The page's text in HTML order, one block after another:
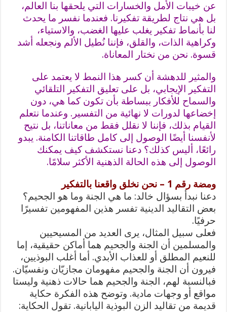
عن خيبات الأمل والخسارات التي يلحقها بنا العالم،
بل هي نتاج لطريقة تفكيرنا. فعندما نفسر ما يحدث
لنا بأنماط تفكير يغلب عليها الغضب، والاستياء،
وكراهية الذات، والقلق، فإننا نُطيل الألم ونجعله أشد
قسوة. نحن من نختار المعاناة.
والمثير للدهشة أن كسر هذا النمط لا يعتمد على
التفكير الإيجابي، بل على تعليق التفكير التلقائي
والسماح للأفكار ببساطة بأن تكون كما هي، دون
إخضاعها لدورات لا نهائية من التفسير. وعندما نتعلم
القيام بذلك، فإننا لا نقلل فقط من معاناتنا، بل نتيح
لأنفسنا أيضًا الوصول إلى كامل طاقاتنا الكامنة. يبدو
رائعًا، أليس كذلك؟ دعنا نستكشف كيف يمكنك
الوصول إلى هذه الحالة الذهنية الأكثر سلامًا.
ومضة رقم 1 – نحن نخلق واقعنا بالتفكير
دعنا نبدأ بسؤال خالد: ما هي الجنة وما هو الجحيم؟
بعض التقاليد الدينية تفسر هذين المفهومين تفسيرًا
حرفيًا.
فعلى سبيل المثال، يرى العديد من المسيحيين
والمسلمين أن الجنة والجحيم هما أماكن حقيقية، إما
للنعيم المطلق أو للعذاب الأبدي. أما أغلب البوذيين،
فيرون أن الجنة والجحيم مفهومان مجازيّان ونفسيّان.
فبالنسبة لهم، الجنة والجحيم هما حالات ذهنية وليستا
مواقع أو وجهات مادية. وتوضح هذه الفكرة حكاية
قديمة من تقاليد الزن البوذية اليابانية. تقول الحكاية: